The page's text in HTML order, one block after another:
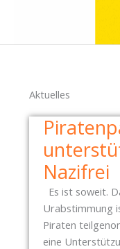
Aktuelles
Nazifrei
Es ist soweit.
Urabstimmung
Piraten
eine